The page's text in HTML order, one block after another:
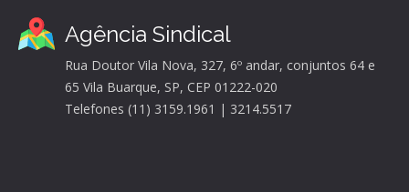
Agência Sindical
Rua Doutor Vila Nova, 327, 6º andar, conjuntos 64 e
65 Vila Buarque, SP, CEP 01222-020
Telefones (11) 3159.1961 | 3214.5517